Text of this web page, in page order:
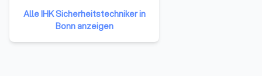
Unternehmen einer Region. Alle
Gewerbetreibenden und
Unternehmen mit Ausnahme
reiner Handwerksunternehmen,
Alle IHK Sicherheitstechniker in
Bonn anzeigen